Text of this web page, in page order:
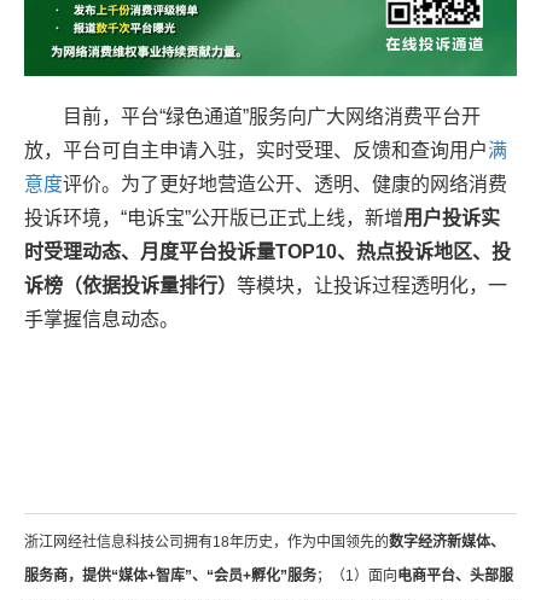
目前，平台“绿色通道”服务向广大网络消费平台开
放，平台可自主申请入驻，实时受理、反馈和查询用户满
意度评价。为了更好地营造公开、透明、健康的网络消费
投诉环境，“电诉宝”公开版已正式上线，新增用户投诉实
时受理动态、月度平台投诉量TOP10、热点投诉地区、投
诉榜（依据投诉量排行） 等模块，让投诉过程透明化，一
手掌握信息动态。
浙江网经社信息科技公司拥有18年历史，作为中国领先的数字经济新媒体、
服务商，提供“媒体+智库”、“会员+孵化”服务；（1）面向 电商平台、头部服